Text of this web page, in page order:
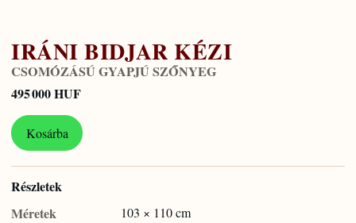
IRÁNI BIDJAR KÉZI
CSOMÓZÁSÚ GYAPJÚ SZŐNYEG
495 000 HUF
Kosárba
Részletek
Méretek
103 × 110 cm